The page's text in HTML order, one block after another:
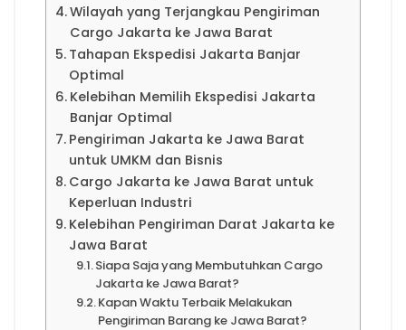
Wilayah yang Terjangkau Pengiriman
Cargo Jakarta ke Jawa Barat
Tahapan Ekspedisi Jakarta Banjar
Optimal
Kelebihan Memilih Ekspedisi Jakarta
Banjar Optimal
Pengiriman Jakarta ke Jawa Barat
untuk UMKM dan Bisnis
Cargo Jakarta ke Jawa Barat untuk
Keperluan Industri
Kelebihan Pengiriman Darat Jakarta ke
Jawa Barat
Siapa Saja yang Membutuhkan Cargo
Jakarta ke Jawa Barat?
Kapan Waktu Terbaik Melakukan
Pengiriman Barang ke Jawa Barat?